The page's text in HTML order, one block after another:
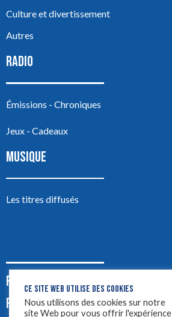
Culture et divertissement
Autres
RADIO
Émissions - Chroniques
Jeux - Cadeaux
MUSIQUE
Les titres diffusés
PODCASTS
PUB
CE SITE WEB UTILISE DES COOKIES
Nous utilisons des cookies sur notre
site Web pour vous offrir l'expérience